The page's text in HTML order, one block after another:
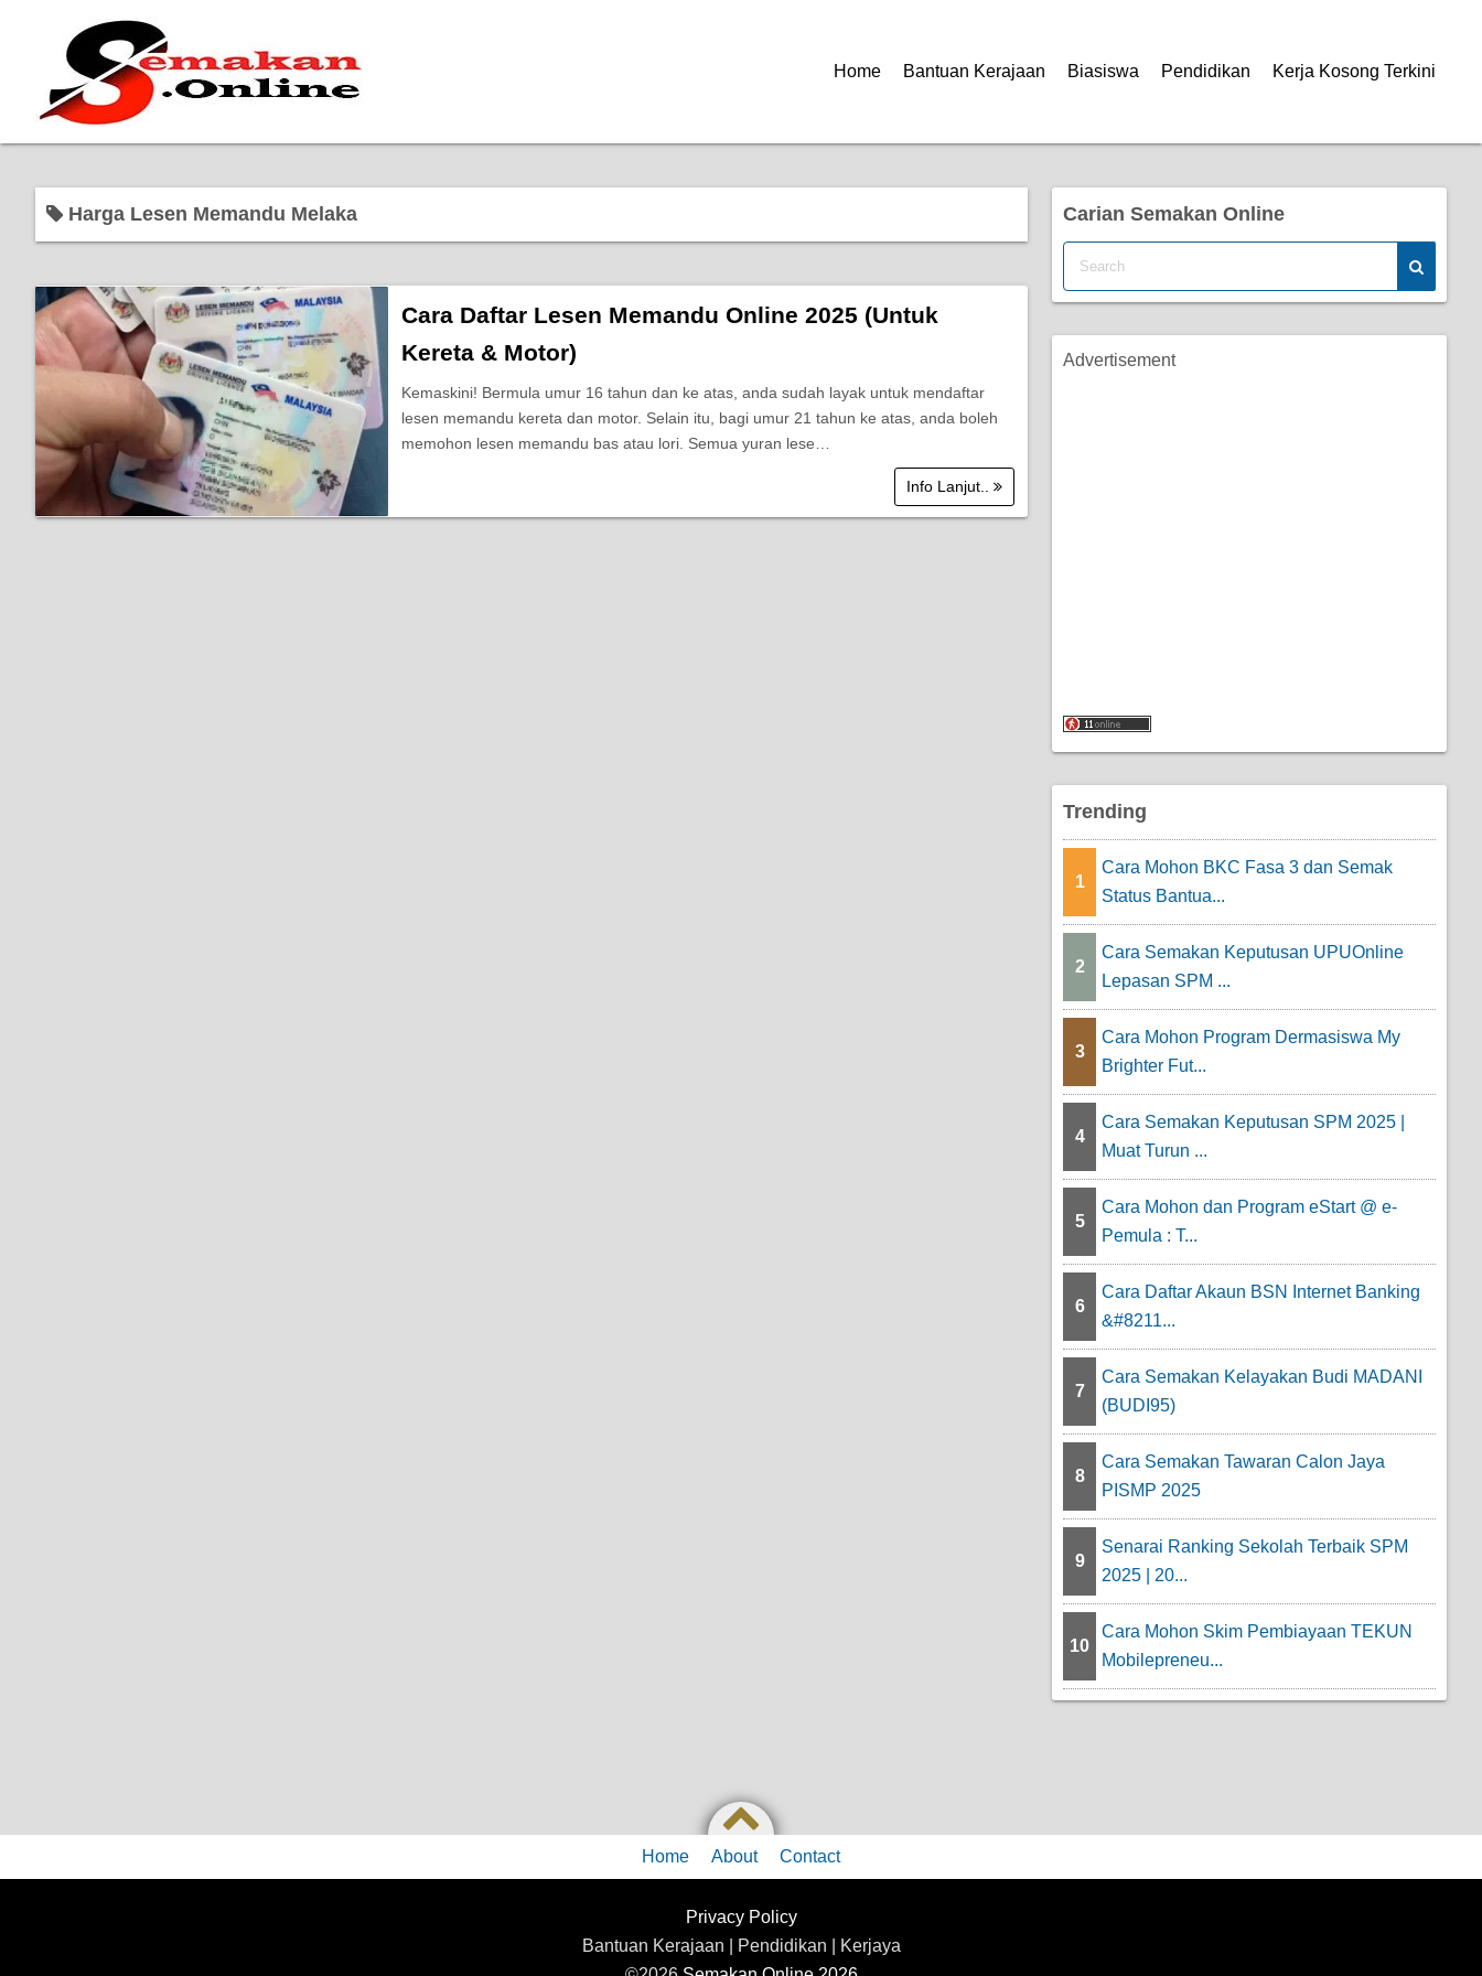
Home Bantuan Kerajaan Biasiswa Pendidikan Kerja Kosong Terkini
Harga Lesen Memandu Melaka
Cara Daftar Lesen Memandu Online 2025 (Untuk
Kereta & Motor)
Kemaskini! Bermula umur 16 tahun dan ke atas, anda sudah layak untuk mendaftar
lesen memandu kereta dan motor. Selain itu, bagi umur 21 tahun ke atas, anda boleh
memohon lesen memandu bas atau lori. Semua yuran lese…
Info Lanjut..
Carian Semakan Online
Advertisement
Trending
1
Cara Mohon BKC Fasa 3 dan Semak
Status Bantua...
2
Cara Semakan Keputusan UPUOnline
Lepasan SPM ...
3
Cara Mohon Program Dermasiswa My
Brighter Fut...
4
Cara Semakan Keputusan SPM 2025 |
Muat Turun ...
5
Cara Mohon dan Program eStart @ e-
Pemula : T...
6
Cara Daftar Akaun BSN Internet Banking
&#8211...
7
Cara Semakan Kelayakan Budi MADANI
(BUDI95)
8
Cara Semakan Tawaran Calon Jaya
PISMP 2025
9
Senarai Ranking Sekolah Terbaik SPM
2025 | 20...
10
Cara Mohon Skim Pembiayaan TEKUN
Mobilepreneu...
Home About Contact
Privacy Policy
Bantuan Kerajaan | Pendidikan | Kerjaya